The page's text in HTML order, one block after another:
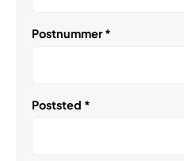
Postnummer *
Poststed *